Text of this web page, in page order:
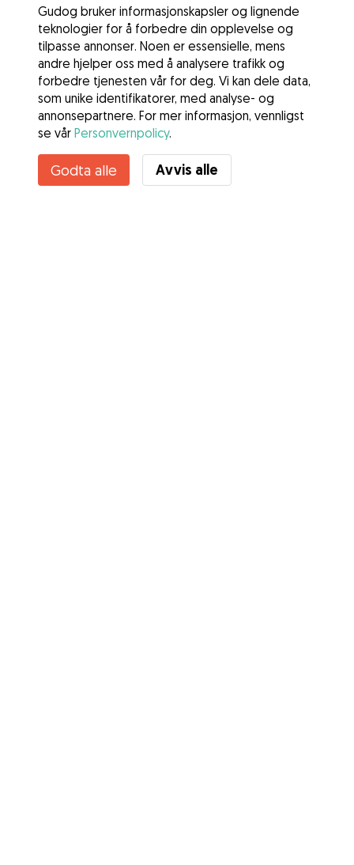
Kontakt Øyvind
Kjenner du til Gudogs fordeler? Se mer
Gudog bruker informasjonskapsler og lignende
teknologier for å forbedre din opplevelse og
tilpasse annonser. Noen er essensielle, mens
andre hjelper oss med å analysere trafikk og
forbedre tjenesten vår for deg. Vi kan dele data,
som unike identifikatorer, med analyse- og
annonsepartnere. For mer informasjon, vennligst
se vår Personvernpolicy.
Godta alle Avvis alle